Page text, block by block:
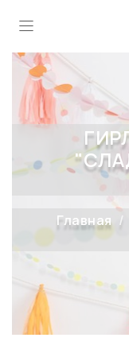
Главная